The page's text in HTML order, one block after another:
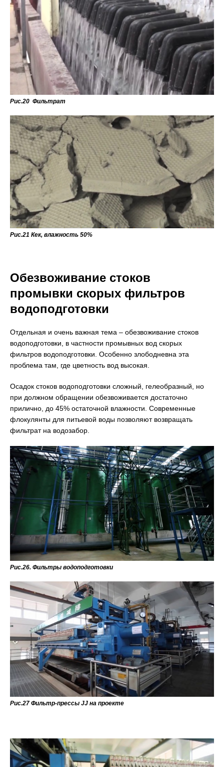
Рис.20 Фильтрат
Рис.21 Кек, влажность 50%
Обезвоживание стоков
промывки скорых фильтров
водоподготовки
Отдельная и очень важная тема – обезвоживание стоков
водоподготовки, в частности промывных вод скорых
фильтров водоподготовки. Особенно злободневна эта
проблема там, где цветность вод высокая.
Осадок стоков водоподготовки сложный, гелеобразный, но
при должном обращении обезвоживается достаточно
прилично, до 45% остаточной влажности. Современные
флокулянты для питьевой воды позволяют возвращать
фильтрат на водозабор.
Рис.26. Фильтры водоподготовки
Рис.27 Фильтр-прессы JJ на проекте